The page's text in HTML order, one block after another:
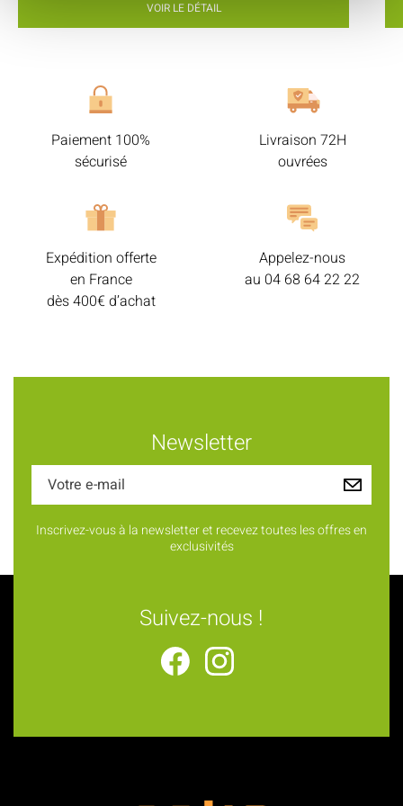
VOIR LE DÉTAIL
Paiement 100%
sécurisé
Livraison 72H
ouvrées
Expédition offerte
en France
dès 400€ d’achat
Appelez-nous
au 04 68 64 22 22
Newsletter
Inscrivez-vous à la newsletter et recevez toutes les offres en
exclusivités
Suivez-nous !